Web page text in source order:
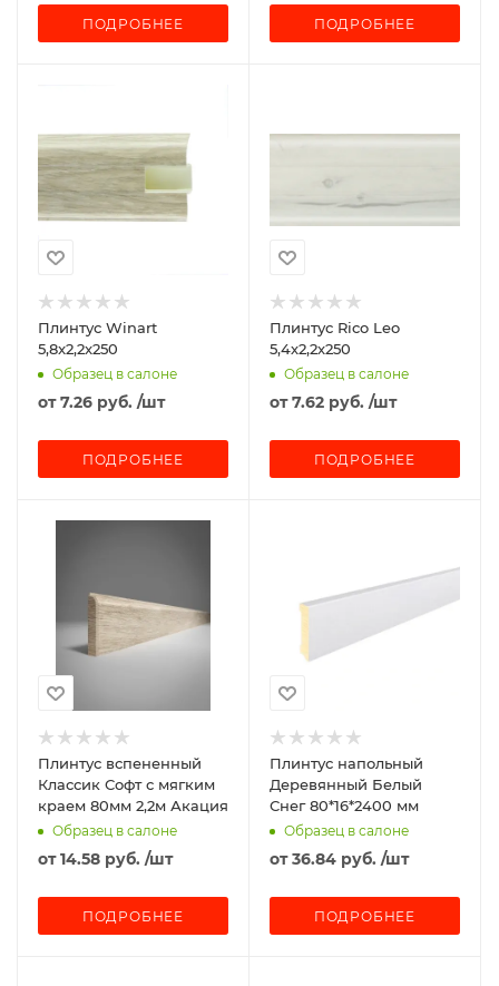
ПОДРОБНЕЕ ПОДРОБНЕЕ
Плинтус Winart
5,8x2,2x250
Образец в салоне
от7.26 руб. /шт
ПОДРОБНЕЕ
Плинтус Rico Leo
5,4х2,2х250
Образец в салоне
от7.62 руб. /шт
ПОДРОБНЕЕ
Плинтус вспененный
Классик Софт с мягким
краем 80мм 2,2м Акация
Образец в салоне
от14.58 руб. /шт
ПОДРОБНЕЕ
Плинтус напольный
Деревянный Белый
Снег 80*16*2400 мм
Образец в салоне
от36.84 руб. /шт
ПОДРОБНЕЕ